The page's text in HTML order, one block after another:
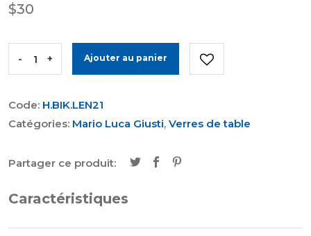
$30
- + Ajouter au panier
Code: H.BIK.LEN21
Catégories: Mario Luca Giusti, Verres de table
Partager ce produit:
Caractéristiques